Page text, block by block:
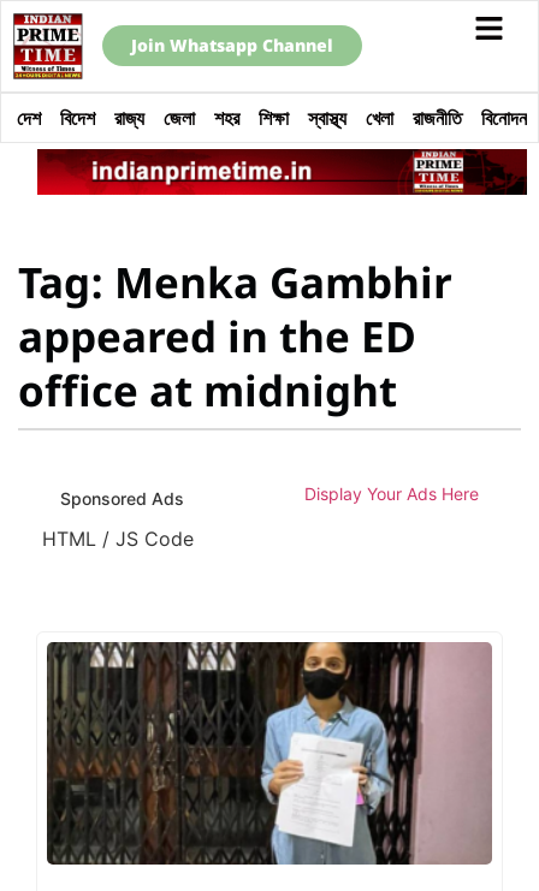
Join Whatsapp Channel
দেশ বিদেশ রাজ্য জেলা শহর শিক্ষা স্বাস্থ্য খেলা রাজনীতি বিনোদন
Tag: Menka Gambhir
appeared in the ED
office at midnight
Sponsored Ads Display Your Ads Here
HTML / JS Code